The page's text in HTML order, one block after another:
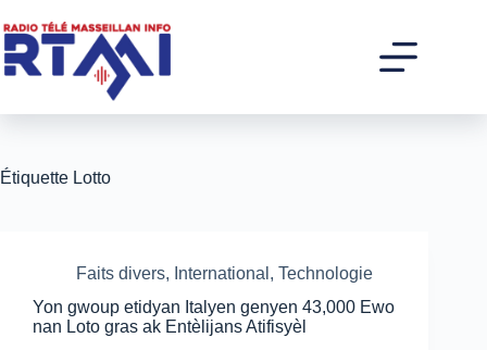
au
contenu
Étiquette Lotto
Faits divers, International , Technologie
Yon gwoup etidyan Italyen genyen 43,000 Ewo
nan Loto gras ak Entèlijans Atifisyèl